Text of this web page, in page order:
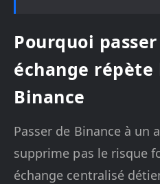
Pourquoi
échange répète
Binance
Passer de Binance à un
supprime pas le risque
échange centralisé